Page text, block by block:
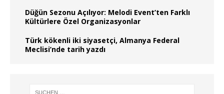
Düğün Sezonu Açılıyor: Melodi Event’ten Farklı
Kültürlere Özel Organizasyonlar
Türk kökenli iki siyasetçi, Almanya Federal
Meclisi’nde tarih yazdı